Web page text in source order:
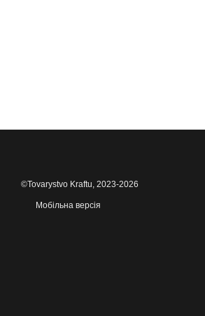
©Tovarystvo Kraftu, 2023-2026
Мобільна версія